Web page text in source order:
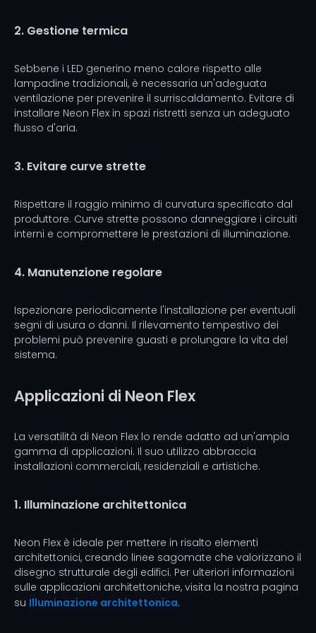
2. Gestione termica
Sebbene i LED generino meno calore rispetto alle
lampadine tradizionali, è necessaria un'adeguata
ventilazione per prevenire il surriscaldamento. Evitare di
installare Neon Flex in spazi ristretti senza un adeguato
flusso d'aria.
3. Evitare curve strette
Rispettare il raggio minimo di curvatura specificato dal
produttore. Curve strette possono danneggiare i circuiti
interni e compromettere le prestazioni di illuminazione.
4. Manutenzione regolare
Ispezionare periodicamente l'installazione per eventuali
segni di usura o danni. Il rilevamento tempestivo dei
problemi può prevenire guasti e prolungare la vita del
sistema.
Applicazioni di Neon Flex
La versatilità di Neon Flex lo rende adatto ad un'ampia
gamma di applicazioni. Il suo utilizzo abbraccia
installazioni commerciali, residenziali e artistiche.
1. Illuminazione architettonica
Neon Flex è ideale per mettere in risalto elementi
architettonici, creando linee sagomate che valorizzano il
disegno strutturale degli edifici. Per ulteriori informazioni
sulle applicazioni architettoniche, visita la nostra pagina
su Illuminazione architettonica.